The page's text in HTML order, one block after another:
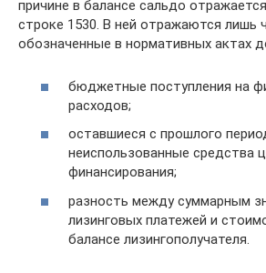
причине в балансе сальдо
строке 1530. В ней отражаются лишь
обозначенные в нормативных актах
бюджетные поступления на
расходов;
оставшиеся с прошлого
неиспользованные средства
финансирования;
разность между суммарным
лизинговых платежей и
балансе лизингополучателя.